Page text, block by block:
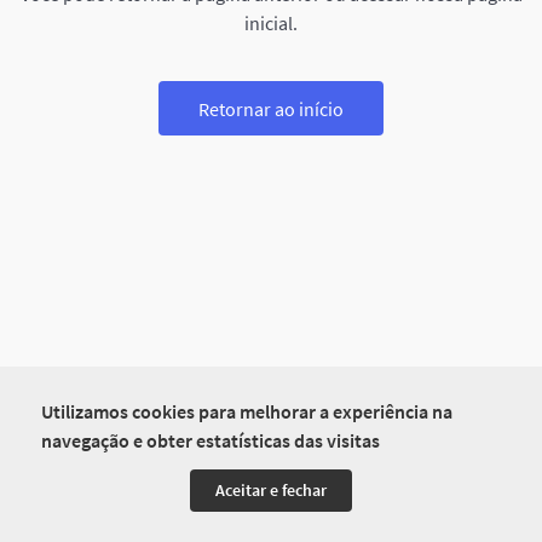
Utilizamos cookies para melhorar a experiência na
navegação e obter estatísticas das visitas
Aceitar e fechar
inicial.
Retornar ao início